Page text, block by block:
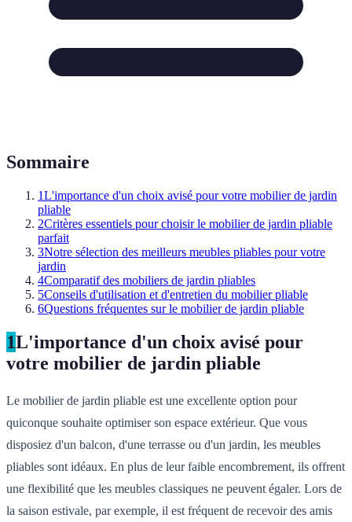
Sommaire
1L'importance d'un choix avisé pour votre mobilier de jardin
pliable
2Critères essentiels pour choisir le mobilier de jardin pliable
parfait
3Notre sélection des meilleurs meubles pliables pour votre
jardin
4Comparatif des mobiliers de jardin pliables
5Conseils d'utilisation et d'entretien du mobilier pliable
6Questions fréquentes sur le mobilier de jardin pliable
1L'importance d'un choix avisé pour
votre mobilier de jardin pliable
Le mobilier de jardin pliable est une excellente option pour
quiconque souhaite optimiser son espace extérieur. Que vous
disposiez d'un balcon, d'une terrasse ou d'un jardin, les meubles
pliables sont idéaux. En plus de leur faible encombrement, ils offrent
une flexibilité que les meubles classiques ne peuvent égaler. Lors de
la saison estivale, par exemple, il est fréquent de recevoir des amis